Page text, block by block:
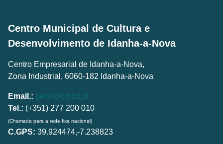
Centro Municipal de Cultura e
Desenvolvimento de Idanha-a-Nova
Centro Empresarial de Idanha-a-Nova,
Zona Industrial, 6060-182 Idanha-a-Nova
Email.: geral@cmcd.pt
Tel.: (+351) 277 200 010
(Chamada para a rede fixa nacional)
C.GPS: 39.924474,-7.238823